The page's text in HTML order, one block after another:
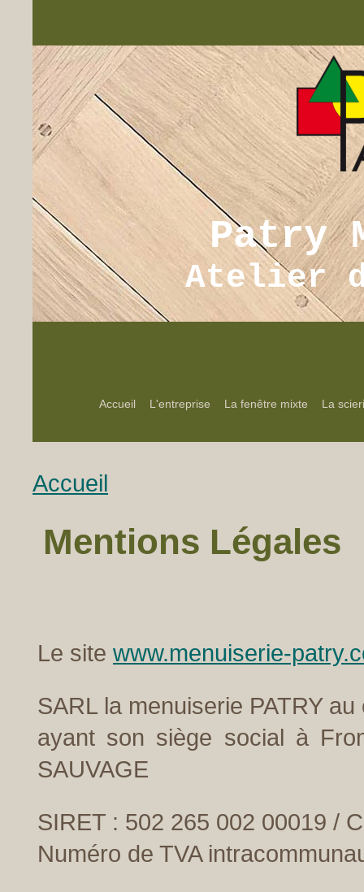
Patry
Atelier
Accueil L'entreprise La fenêtre mixte La
Accueil
Mentions Légales
Le site www.menuiserie-
SARL la menuiserie PATRY
ayant son siège social à
SAUVAGE
SIRET : 502 265 002 00019 /
Numéro de TVA